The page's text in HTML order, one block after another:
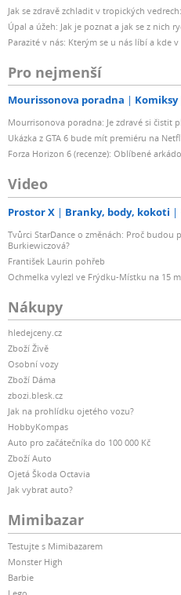
Jak se zdravě zchladit v tropických
Úpal a úžeh: Jak je poznat a jak se z nich
Parazité v nás: Kterým se u nás líbí a kde
Pro nejmenší
Mourissonova poradna Komiksy
Mourrisonova poradna: Je zdravé si čistit
Ukázka z GTA 6 bude mít premiéru na
Forza Horizon 6 (recenze): Oblíbené
Video
Prostor X Branky, body, kokoti
Tvůrci StarDance o změnách: Proč
Burkiewiczová?
František Laurin pohřeb
Ochmelka vylezl ve Frýdku-Místku na 15
Nákupy
hledejceny.cz
Zboží Živě
Osobní vozy
Zboží Dáma
zbozi.blesk.cz
Jak na prohlídku ojetého vozu?
HobbyKompas
Auto pro začátečníka do 100 000 Kč
Zboží Auto
Ojetá Škoda Octavia
Jak vybrat auto?
Mimibazar
Testujte s Mimibazarem
Monster High
Barbie